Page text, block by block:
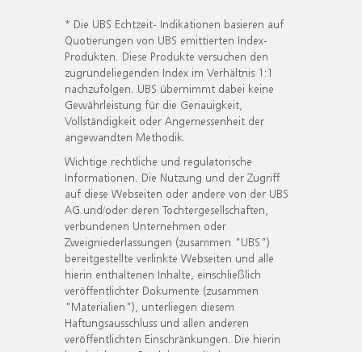
* Die UBS Echtzeit- Indikationen basieren auf
Quotierungen von UBS emittierten Index-
Produkten. Diese Produkte versuchen den
zugrundeliegenden Index im Verhältnis 1:1
nachzufolgen. UBS übernimmt dabei keine
Gewährleistung für die Genauigkeit,
Vollständigkeit oder Angemessenheit der
angewandten Methodik.
Wichtige rechtliche und regulatorische
Informationen. Die Nutzung und der Zugriff
auf diese Webseiten oder andere von der UBS
AG und/oder deren Tochtergesellschaften,
verbundenen Unternehmen oder
Zweigniederlassungen (zusammen "UBS")
bereitgestellte verlinkte Webseiten und alle
hierin enthaltenen Inhalte, einschließlich
veröffentlichter Dokumente (zusammen
"Materialien"), unterliegen diesem
Haftungsausschluss und allen anderen
veröffentlichten Einschränkungen. Die hierin